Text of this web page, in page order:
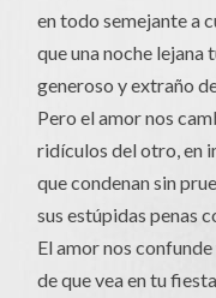
en todo semejante a
que una noche lejana
generoso y extraño
Pero el amor nos
ridículos del otro, en
que condenan sin
sus estúpidas penas
El amor nos
de que vea en tu